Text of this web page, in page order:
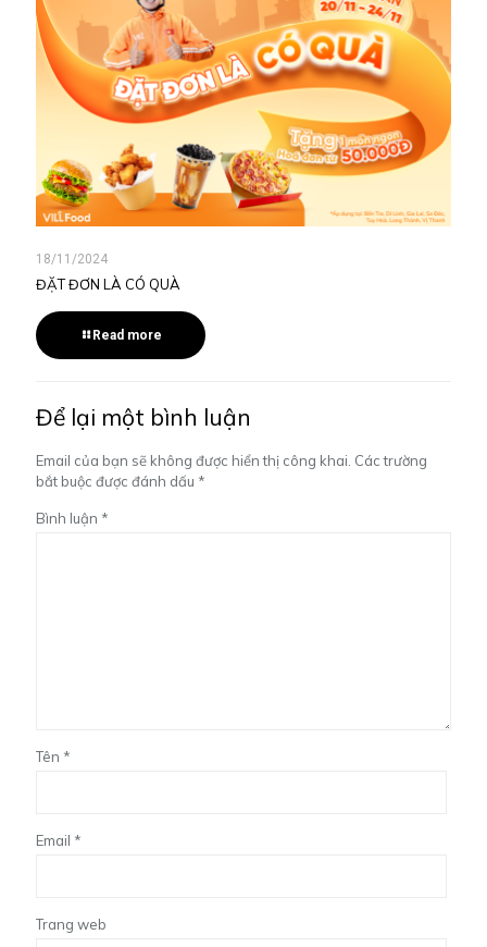
18/11/2024
ĐẶT ĐƠN LÀ CÓ QUÀ
Read more
Để lại một bình luận
Email của bạn sẽ không được hiển thị công khai. Các trường
bắt buộc được đánh dấu *
Bình luận *
Tên *
Email *
Trang web